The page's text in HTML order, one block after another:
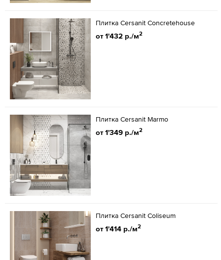
Плитка Cersanit Concretehouse
от 1'432 р./м2
Плитка Cersanit Marmo
от 1'349 р./м2
Плитка Cersanit Coliseum
от 1'414 р./м2